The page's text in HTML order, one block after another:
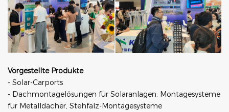
Vorgestellte Produkte
- Solar-Carports
- Dachmontagelösungen für Solaranlagen: Montagesysteme
für Metalldächer, Stehfalz-Montagesysteme